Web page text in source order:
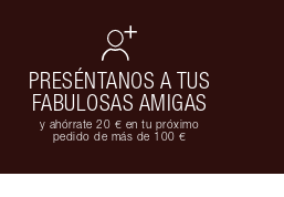
PRESÉNTANOS A TUS
FABULOSAS AMIGAS
y ahórrate 20 € en tu próximo
pedido de más de 100 €